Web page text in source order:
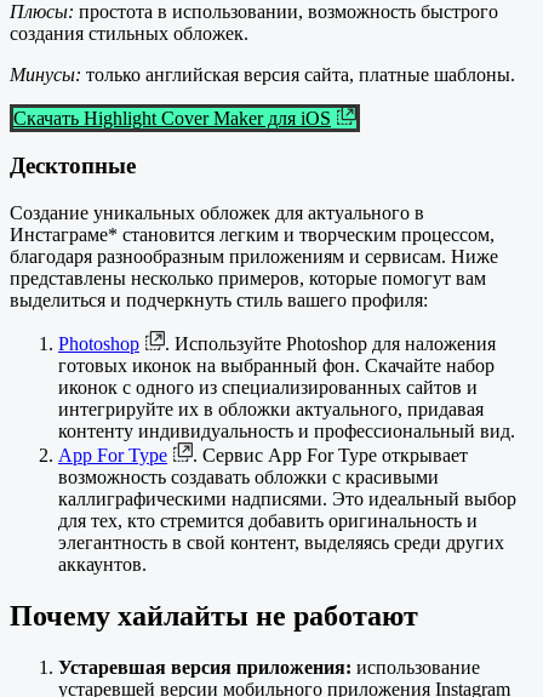
Плюсы: простота в использовании, возможность быстрого
создания стильных обложек.
Минусы: только английская версия сайта, платные шаблоны.
Скачать Highlight Cover Maker для iOS
Десктопные
Создание уникальных обложек для актуального в
Инстаграме* становится легким и творческим процессом,
благодаря разнообразным приложениям и сервисам. Ниже
представлены несколько примеров, которые помогут вам
выделиться и подчеркнуть стиль вашего профиля:
Photoshop
. Используйте Photoshop для наложения
готовых иконок на выбранный фон. Скачайте набор
иконок с одного из специализированных сайтов и
интегрируйте их в обложки актуального, придавая
контенту индивидуальность и профессиональный вид.
App For Type
. Сервис App For Type открывает
возможность создавать обложки с красивыми
каллиграфическими надписями. Это идеальный выбор
для тех, кто стремится добавить оригинальность и
элегантность в свой контент, выделяясь среди других
аккаунтов.
Почему хайлайты не работают
Устаревшая версия приложения: использование
устаревшей версии мобильного приложения Instagram